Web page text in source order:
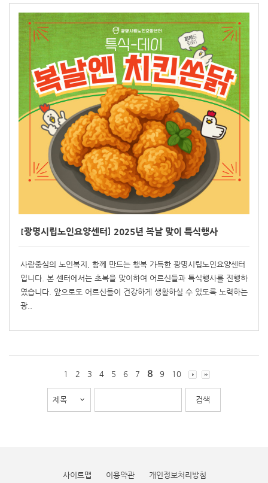
[광명시립노인요양센터] 2025년 복날 맞이 특식행사
사람중심의 노인복지, 함께 만드는 행복 가득한 광명시립노인요양센터
입니다. 본 센터에서는 초복을 맞이하여 어르신들과 특식행사를 진행하
였습니다. 앞으로도 어르신들이 건강하게 생활하실 수 있도록 노력하는
광..
1 2 3 4 5 6 7 8 9 10
사이트맵 이용약관 개인정보처리방침